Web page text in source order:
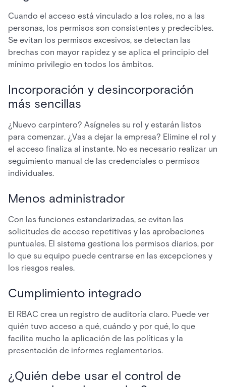
Cuando el acceso está vinculado a los roles, no a las
personas, los permisos son consistentes y predecibles.
Se evitan los permisos excesivos, se detectan las
brechas con mayor rapidez y se aplica el principio del
mínimo privilegio en todos los ámbitos.
Incorporación y desincorporación
más sencillas
¿Nuevo carpintero? Asígneles su rol y estarán listos
para comenzar. ¿Vas a dejar la empresa? Elimine el rol y
el acceso finaliza al instante. No es necesario realizar un
seguimiento manual de las credenciales o permisos
individuales.
Menos administrador
Con las funciones estandarizadas, se evitan las
solicitudes de acceso repetitivas y las aprobaciones
puntuales. El sistema gestiona los permisos diarios, por
lo que su equipo puede centrarse en las excepciones y
los riesgos reales.
Cumplimiento integrado
El RBAC crea un registro de auditoría claro. Puede ver
quién tuvo acceso a qué, cuándo y por qué, lo que
facilita mucho la aplicación de las políticas y la
presentación de informes reglamentarios.
¿Quién debe usar el control de